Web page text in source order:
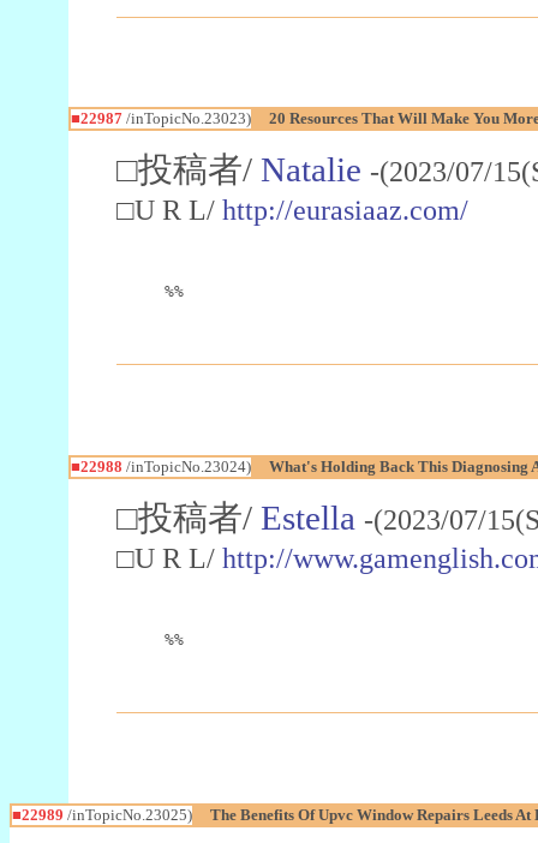
■22987/inTopicNo.23023) 20 Resources That Will Make You
□投稿者/ Natalie -(2023/07/
□U R L/ http://eurasiaaz.com/
%%
■22988 /inTopicNo.23024) What's Holding Back This Diagnosing
□投稿者/ Estella -(2023/07/
□U R L/ http://
%%
■22989 /inTopicNo.23025) The Benefits Of Upvc Window Repairs Leeds